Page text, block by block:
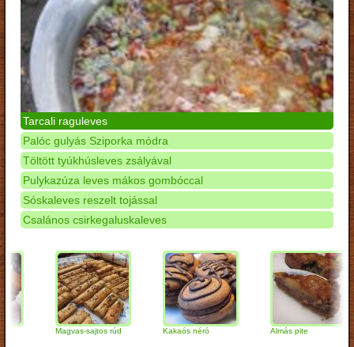
Tarcali raguleves
Palóc gulyás Sziporka módra
Töltött tyúkhúsleves zsályával
Pulykazúza leves mákos gombóccal
Sóskaleves reszelt tojással
Csalános csirkegaluskaleves
Magvas-sajtos rúd Kakaós néró Almás pite